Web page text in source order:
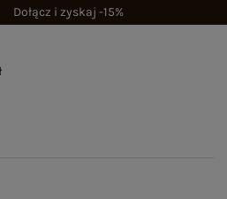
Dołącz i zyskaj -15%